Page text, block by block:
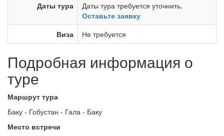
Даты тура
Даты тура требуется уточнить.
Оставьте заявку
Виза
Не требуется
Подробная информация о
туре
Маршрут тура
Баку - Гобустан - Гала - Баку
Место встречи